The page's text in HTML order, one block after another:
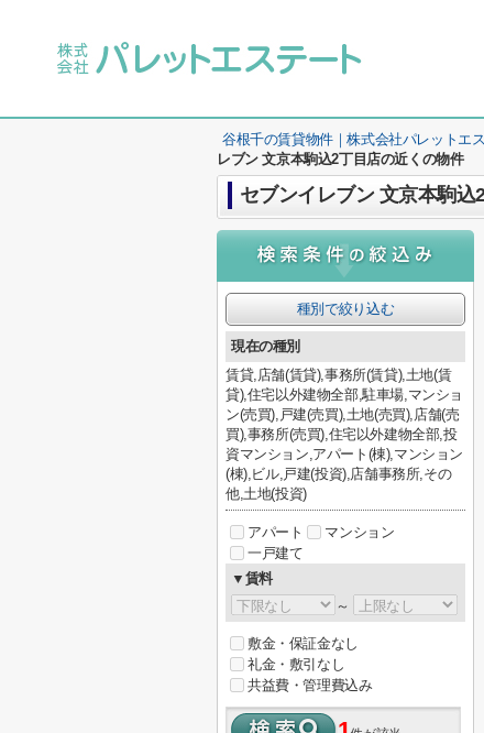
谷根千の賃貸物件｜株式会社パレットエ
レブン 文京本駒込2丁目店の近くの物件
セブンイレブン 文京本駒込
種別で絞り込む
現在の種別
賃貸,店舗(賃貸),事務所(賃貸),土地(賃
貸),住宅以外建物全部,駐車場,マンショ
ン(売買),戸建(売買),土地(売買),店舗(売
買),事務所(売買),住宅以外建物全部,投
資マンション,アパート(棟),マンション
(棟),ビル,戸建(投資),店舗事務所,その
他,土地(投資)
アパート
マンション
一戸建て
▼賃料
～
敷金・保証金なし
礼金・敷引なし
共益費・管理費込み